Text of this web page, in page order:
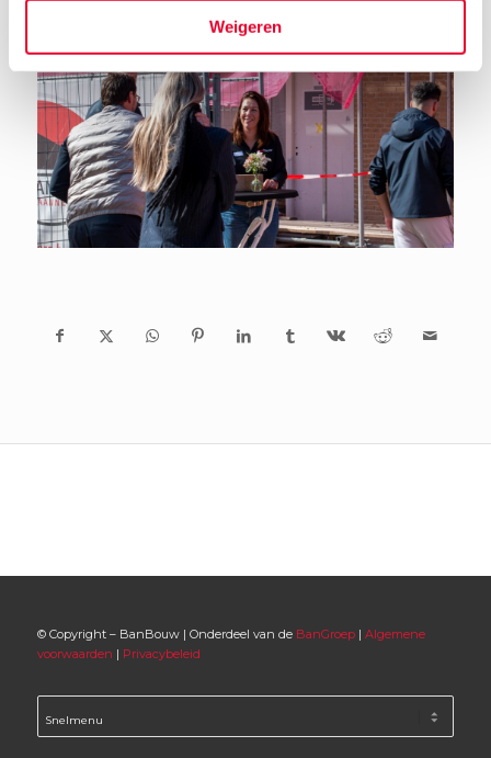
Weigeren
© Copyright – BanBouw | Onderdeel van de BanGroep| Algemene
voorwaarden | Privacybeleid